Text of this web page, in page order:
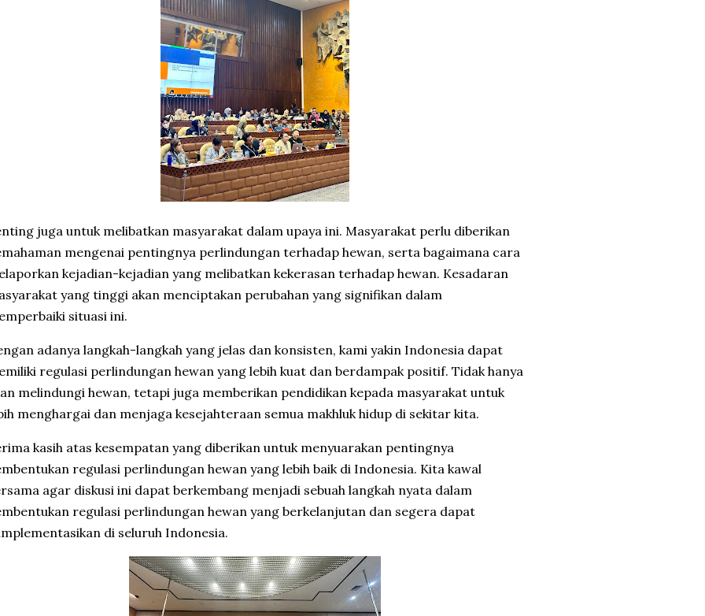
juga untuk melibatkan masyarakat dalam upaya ini. Masyarakat perlu diberikan
mengenai pentingnya perlindungan terhadap hewan, serta bagaimana cara
kejadian-kejadian yang melibatkan kekerasan terhadap hewan. Kesadaran
yang tinggi akan menciptakan perubahan yang signifikan dalam
situasi ini.
adanya langkah-langkah yang jelas dan konsisten, kami yakin Indonesia dapat
regulasi perlindungan hewan yang lebih kuat dan berdampak positif. Tidak hanya
melindungi hewan, tetapi juga memberikan pendidikan kepada masyarakat untuk
menghargai dan menjaga kesejahteraan semua makhluk hidup di sekitar kita.
kasih atas kesempatan yang diberikan untuk menyuarakan pentingnya
regulasi perlindungan hewan yang lebih baik di Indonesia. Kita kawal
agar diskusi ini dapat berkembang menjadi sebuah langkah nyata dalam
regulasi perlindungan hewan yang berkelanjutan dan segera dapat
di seluruh Indonesia.